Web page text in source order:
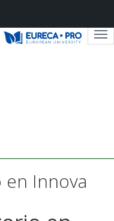
Innova